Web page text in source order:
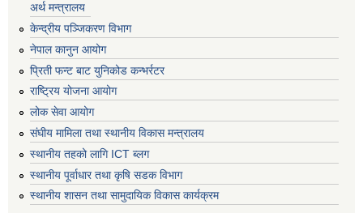
अर्थ मन्त्रालय
केन्द्रीय पञ्जिकरण विभाग
नेपाल कानुन आयोग
प्रिती फन्ट बाट युनिकोड कन्भर्रटर
राष्ट्रिय योजना आयोग
लोक सेवा आयोग
संघीय मामिला तथा स्थानीय विकास मन्त्रालय
स्थानीय तहको लागि ICT ब्लग
स्थानीय पूर्वाधार तथा कृषि सडक विभाग
स्थानीय शासन तथा सामुदायिक विकास कार्यक्रम